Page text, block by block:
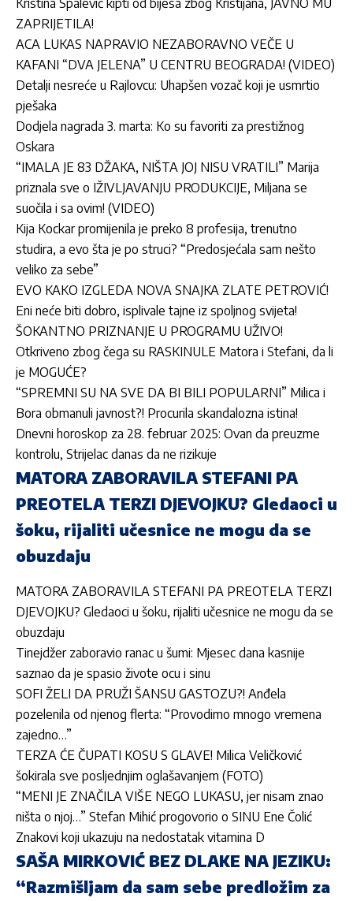
ZAPRIJETILA!
ACA LUKAS NAPRAVIO NEZABORAVNO VEČE U
KAFANI “DVA JELENA” U CENTRU BEOGRADA! (VIDEO)
Detalji nesreće u Rajlovcu: Uhapšen vozač koji je usmrtio
pješaka
Dodjela nagrada 3. marta: Ko su favoriti za prestižnog
Oskara
“IMALA JE 83 DŽAKA, NIŠTA JOJ NISU VRATILI” Marija
priznala sve o IŽIVLJAVANJU PRODUKCIJE, Miljana se
suočila i sa ovim! (VIDEO)
Kija Kockar promijenila je preko 8 profesija, trenutno
studira, a evo šta je po struci? “Predosjećala sam nešto
veliko za sebe”
EVO KAKO IZGLEDA NOVA SNAJKA ZLATE PETROVIĆ!
Eni neće biti dobro, isplivale tajne iz spoljnog svijeta!
ŠOKANTNO PRIZNANJE U PROGRAMU UŽIVO!
Otkriveno zbog čega su RASKINULE Matora i Stefani, da li
je MOGUĆE?
“SPREMNI SU NA SVE DA BI BILI POPULARNI” Milica i
Bora obmanuli javnost?! Procurila skandalozna istina!
Dnevni horoskop za 28. februar 2025: Ovan da preuzme
kontrolu, Strijelac danas da ne rizikuje
MATORA ZABORAVILA STEFANI PA
PREOTELA TERZI DJEVOJKU? Gledaoci u
šoku, rijaliti učesnice ne mogu da se
obuzdaju
MATORA ZABORAVILA STEFANI PA PREOTELA TERZI
DJEVOJKU? Gledaoci u šoku, rijaliti učesnice ne mogu da se
obuzdaju
Tinejdžer zaboravio ranac u šumi: Mjesec dana kasnije
saznao da je spasio živote ocu i sinu
SOFI ŽELI DA PRUŽI ŠANSU GASTOZU?! Anđela
pozelenila od njenog flerta: “Provodimo mnogo vremena
zajedno…”
TERZA ĆE ČUPATI KOSU S GLAVE! Milica Veličković
šokirala sve posljednjim oglašavanjem (FOTO)
“MENI JE ZNAČILA VIŠE NEGO LUKASU, jer nisam znao
ništa o njoj…” Stefan Mihić progovorio o SINU Ene Čolić
Znakovi koji ukazuju na nedostatak vitamina D
SAŠA MIRKOVIĆ BEZ DLAKE NA JEZIKU:
“Razmišljam da sam sebe predložim za